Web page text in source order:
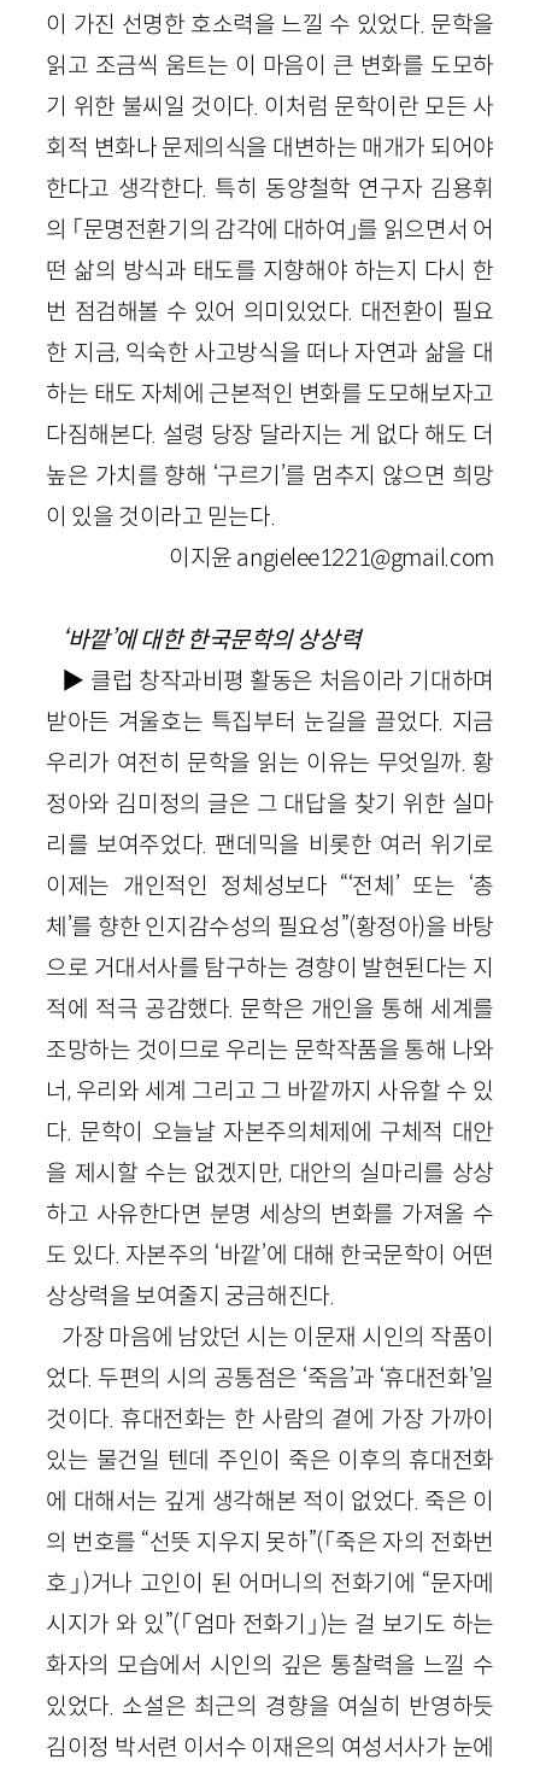
이 가진 선명한 호소력을 느낄 수 있었다. 문학을
읽고 조금씩 움트는 이 마음이 큰 변화를 도모하
기 위한 불씨일 것이다. 이처럼 문학이란 모든 사
회적 변화나 문제의식을 대변하는 매개가 되어야
한다고 생각한다. 특히 동양철학 연구자 김용휘
의 「문명전환기의 감각에 대하여」를 읽으면서 어
떤 삶의 방식과 태도를 지향해야 하는지 다시 한
번 점검해볼 수 있어 의미있었다. 대전환이 필요
한 지금, 익숙한 사고방식을 떠나 자연과 삶을 대
하는 태도 자체에 근본적인 변화를 도모해보자고
다짐해본다. 설령 당장 달라지는 게 없다 해도 더
높은 가치를 향해 ‘구르기’를 멈추지 않으면 희망
이 있을 것이라고 믿는다.
이지윤 angielee1221@gmail.com
‘바깥’에 대한 한국문학의 상상력
▶ 클럽 창작과비평 활동은 처음이라 기대하며
받아든 겨울호는 특집부터 눈길을 끌었다. 지금
우리가 여전히 문학을 읽는 이유는 무엇일까. 황
정아와 김미정의 글은 그 대답을 찾기 위한 실마
리를 보여주었다. 팬데믹을 비롯한 여러 위기로
이제는 개인적인 정체성보다 “‘전체’ 또는 ‘총
체’를 향한 인지감수성의 필요성”(황정아)을 바탕
으로 거대서사를 탐구하는 경향이 발현된다는 지
적에 적극 공감했다. 문학은 개인을 통해 세계를
조망하는 것이므로 우리는 문학작품을 통해 나와
너, 우리와 세계 그리고 그 바깥까지 사유할 수 있
다. 문학이 오늘날 자본주의체제에 구체적 대안
을 제시할 수는 없겠지만, 대안의 실마리를 상상
하고 사유한다면 분명 세상의 변화를 가져올 수
도 있다. 자본주의 ‘바깥’에 대해 한국문학이 어떤
상상력을 보여줄지 궁금해진다.
가장 마음에 남았던 시는 이문재 시인의 작품이
었다. 두편의 시의 공통점은 ‘죽음’과 ‘휴대전화’일
것이다. 휴대전화는 한 사람의 곁에 가장 가까이
있는 물건일 텐데 주인이 죽은 이후의 휴대전화
에 대해서는 깊게 생각해본 적이 없었다. 죽은 이
의 번호를 “선뜻 지우지 못하”(「죽은 자의 전화번
호」)거나 고인이 된 어머니의 전화기에 “문자메
시지가 와 있”(「엄마 전화기」)는 걸 보기도 하는
화자의 모습에서 시인의 깊은 통찰력을 느낄 수
있었다. 소설은 최근의 경향을 여실히 반영하듯
김이정 박서련 이서수 이재은의 여성서사가 눈에